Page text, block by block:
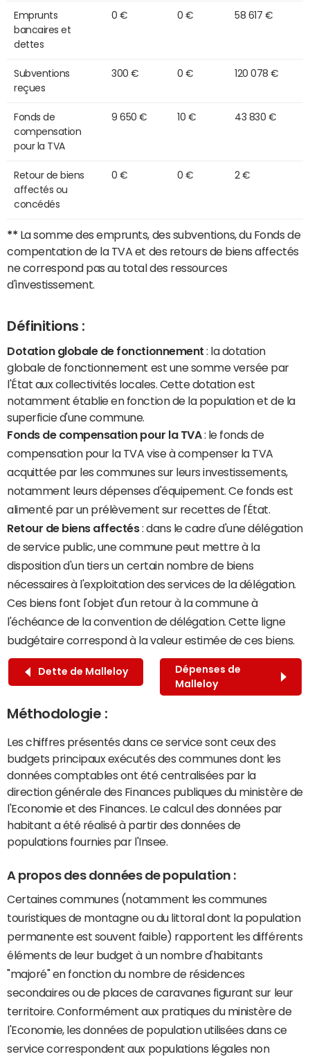
Emprunts
bancaires et
dettes
0 € 0 € 58 617 €
Subventions
reçues
300 € 0 € 120 078 €
Fonds de
compensation
pour la TVA
9 650 € 10 € 43 830 €
Retour de biens
affectés ou
concédés
0 € 0 € 2 €
** La somme des emprunts, des subventions, du Fonds de
compentation de la TVA et des retours de biens affectés
ne correspond pas au total des ressources
d'investissement.
Définitions :
Dotation globale de fonctionnement : la dotation
globale de fonctionnement est une somme versée par
l'État aux collectivités locales. Cette dotation est
notamment établie en fonction de la population et de la
superficie d'une commune.
Fonds de compensation pour la TVA: le fonds de
compensation pour la TVA vise à compenser la TVA
acquittée par les communes sur leurs investissements,
notamment leurs dépenses d'équipement. Ce fonds est
alimenté par un prélèvement sur recettes de l'État.
Retour de biens affectés: dans le cadre d'une délégation
de service public, une commune peut mettre à la
disposition d'un tiers un certain nombre de biens
nécessaires à l'exploitation des services de la délégation.
Ces biens font l'objet d'un retour à la commune à
l'échéance de la convention de délégation. Cette ligne
budgétaire correspond à la valeur estimée de ces biens.
Dette de Malleloy
Dépenses de
Malleloy
Méthodologie :
Les chiffres présentés dans ce service sont ceux des
budgets principaux exécutés des communes dont les
données comptables ont été centralisées par la
direction générale des Finances publiques du ministère de
l'Economie et des Finances. Le calcul des données par
habitant a été réalisé à partir des données de
populations fournies par l'Insee.
A propos des données de population :
Certaines communes (notamment les communes
touristiques de montagne ou du littoral dont la population
permanente est souvent faible) rapportent les différents
éléments de leur budget à un nombre d'habitants
"majoré" en fonction du nombre de résidences
secondaires ou de places de caravanes figurant sur leur
territoire. Conformément aux pratiques du ministère de
l'Economie, les données de population utilisées dans ce
service correspondent aux populations légales non